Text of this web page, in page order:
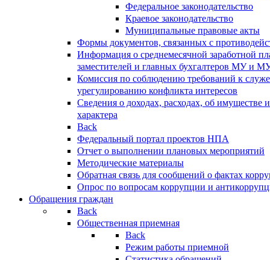
Федеральное законодательство
Краевое законодательство
Муниципальные правовые акты
Формы документов, связанных с
Информация о среднемесячной заработной
заместителей и главных бухгалтеров МУ и
Комиссия по соблюдению требований к
урегулированию конфликта интересов
Сведения о доходах, расходах, об имуществе
характера
Back
Федеральный портал проектов НПА
Отчет о выполнении плановых мероприятий
Методические материалы
Обратная связь для сообщений о фактах
Опрос по вопросам коррупции и
Обращения граждан
Back
Общественная приемная
Back
Режим работы приемной